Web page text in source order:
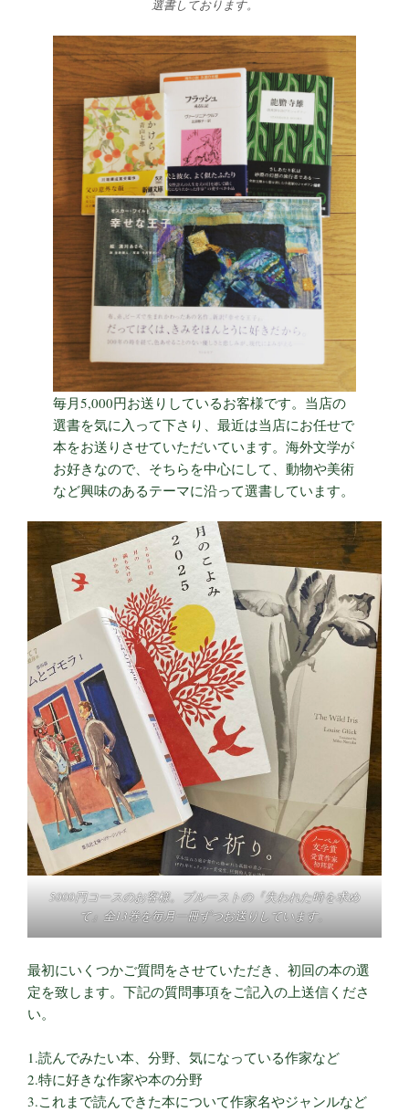
選書しております。
毎月5,000円お送りしているお客様です。当店の
選書を気に入って下さり、最近は当店にお任せで
本をお送りさせていただいています。海外文学が
お好きなので、そちらを中心にして、動物や美術
など興味のあるテーマに沿って選書しています。
5000円コースのお客様。プルーストの『失われた時を求め
て』全13巻を毎月一冊ずつお送りしています。
最初にいくつかご質問をさせていただき、初回の本の選
定を致します。下記の質問事項をご記入の上送信くださ
い。
1.読んでみたい本、分野、気になっている作家など
2.特に好きな作家や本の分野
3.これまで読んできた本について作家名やジャンルなど